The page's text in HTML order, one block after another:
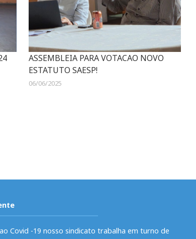
ASSEMBLEIA PARA VOTACAO NOVO
ESTATUTO SAESP!
06/06/2025
Covid -19 nosso sindicato trabalha em turno de